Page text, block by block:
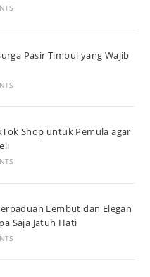
Pasir Timbul yang Wajib
Shop untuk Pemula agar
Lembut dan Elegan
Saja Jatuh Hati